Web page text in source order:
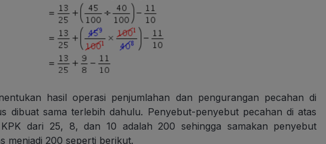
hasil operasi penjumlahan dan pengurangan pecahan di
dibuat sama terlebih dahulu. Penyebut-penyebut pecahan di atas
dari 25, 8, dan 10 adalah 200 sehingga samakan penyebut
menjadi 200 seperti berikut.